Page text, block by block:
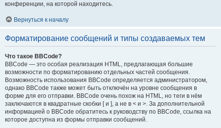
конференции, на которой находитесь.
Вернуться к началу
Форматирование сообщений и типы создаваемых тем
Что такое BBCode?
BBCode — это особая реализация HTML, предлагающая большие
возможности по форматированию отдельных частей сообщения.
Возможность использования BBCode определяется администратором,
однако BBCode также может быть отключён на уровне сообщения в
форме для его отправки. BBCode очень похож на HTML, но теги в нём
заключаются в квадратные скобки [ и ], а не в < и >. За дополнительной
информацией о BBCode обратитесь к руководству по BBCode, ссылка на
которое доступна из формы отправки сообщений.